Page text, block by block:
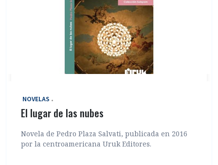
‎ NOVELAS
El lugar de las nubes
Novela de Pedro Plaza Salvati, publicada en 2016
por la centroamericana Uruk Editores.